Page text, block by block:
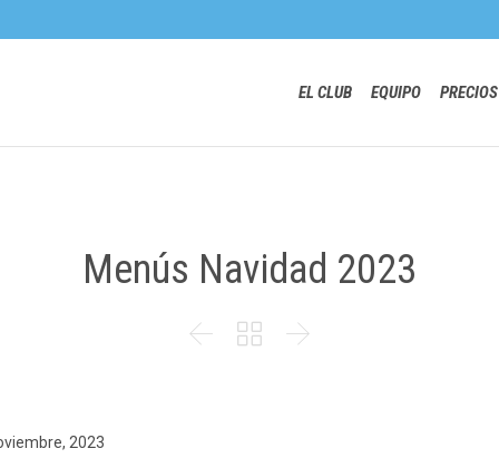
EL CLUB EQUIPO PRECIOS
Menús Navidad 2023
  
2023